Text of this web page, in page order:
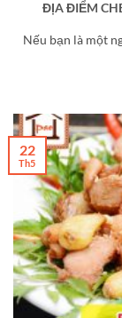
ĐỊA ĐIỂM
Nếu bạn là một
22
Th5